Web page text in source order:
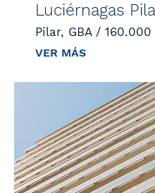
Luciérnagas
Pilar, GBA / 160.000
VER MÁS